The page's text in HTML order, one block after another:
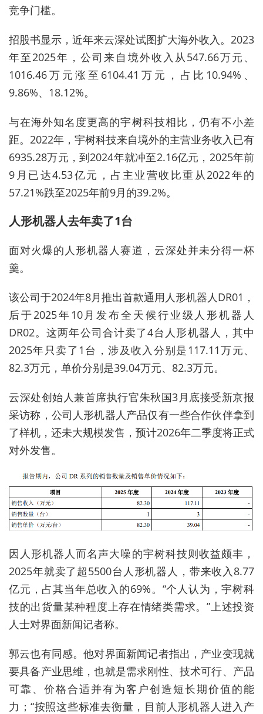
竞争门槛。
招股书显示，近年来云深处试图扩大海外收入。2023
年至2025年，公司来自境外收入从547.66万元、
1016.46万元涨至6104.41万元，占比10.94%、
9.86%、18.12%。
与在海外知名度更高的宇树科技相比，仍有不小差
距。2022年，宇树科技来自境外的主营业务收入已有
6935.28万元，到2024年就冲至2.16亿元，2025年前
9月已达4.53亿元，占主业营收比重从2022年的
57.21%跌至2025年前9月的39.2%。
人形机器人去年卖了1台
面对火爆的人形机器人赛道，云深处并未分得一杯
羹。
该公司于2024年8月推出首款通用人形机器人DR01，
后于2025年10月发布全天候行业级人形机器人
DR02。这两年公司合计卖了4台人形机器人，其中
2025年只卖了1台，涉及收入分别是117.11万元、
82.3万元，单价分别是39.04万元、82.3万元。
云深处创始人兼首席执行官朱秋国3月底接受新京报
采访称，公司人形机器人产品仅有一些合作伙伴拿到
了样机，还未大规模发售，预计2026年二季度将正式
对外发售。
因人形机器人而名声大噪的宇树科技则收益颇丰，
2025年就卖了超5500台人形机器人，带来收入8.77
亿元，占其当年总收入的69%。“个人认为，宇树科
技的出货量某种程度上存在情绪类需求。”上述投资
人士对界面新闻记者称。
郭云也有同感。他对界面新闻记者指出，产业变现就
要具备产业思维，也就是需求刚性、技术可行、产品
可靠、价格合适并有为客户创造短长期价值的能
力；“按照这些标准去衡量，目前人形机器人进入产